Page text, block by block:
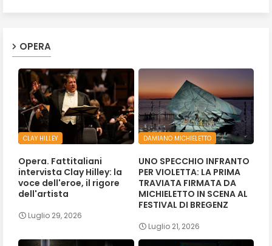
OPERA
CLAY HILLEY
Opera. Fattitaliani
intervista Clay Hilley: la
voce dell'eroe, il rigore
dell'artista
Luglio 29, 2026
DAMIANO MICHIELETTO
UNO SPECCHIO INFRANTO
PER VIOLETTA: LA PRIMA
TRAVIATA FIRMATA DA
MICHIELETTO IN SCENA AL
FESTIVAL DI BREGENZ
Luglio 21, 2026